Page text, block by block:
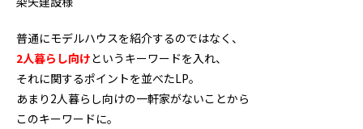
普通にモデルハウスを紹介するのではなく、
2人暮らし向けというキーワードを入れ、
それに関するポイントを並べたLP。
あまり2人暮らし向けの一軒家がないことから
このキーワードに。